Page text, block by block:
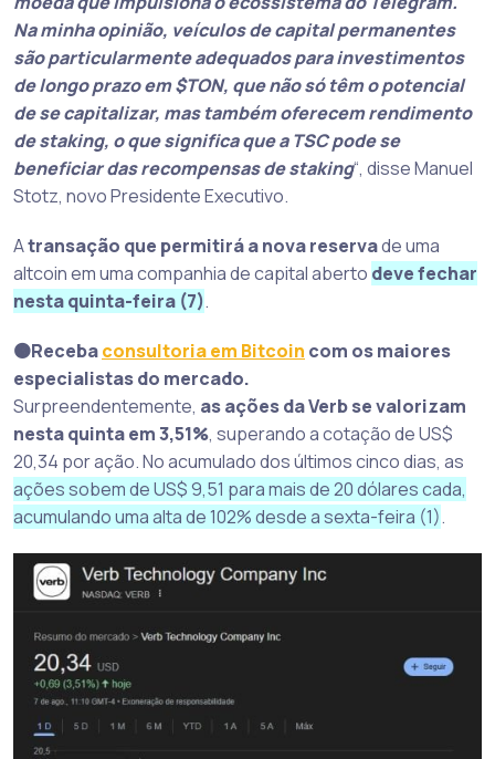
Na minha opinião, veículos de capital permanentes
são particularmente adequados para investimentos
de longo prazo em $TON, que não só têm o potencial
de se capitalizar, mas também oferecem rendimento
de staking, o que significa que a TSC pode se
beneficiar das recompensas de staking“, disse Manuel
Stotz, novo Presidente Executivo.
Atransação que permitirá a nova reservade uma
altcoin em uma companhia de capital aberto deve fechar
nesta quinta-feira (7).
🟠Recebaconsultoria em Bitcoin com os maiores
especialistas do mercado.
Surpreendentemente, as ações da Verb se valorizam
nesta quinta em 3,51%, superando a cotação de US$
20,34 por ação. No acumulado dos últimos cinco dias, as
ações sobem de US$ 9,51 para mais de 20 dólares cada,
acumulando uma alta de 102% desde a sexta-feira (1).